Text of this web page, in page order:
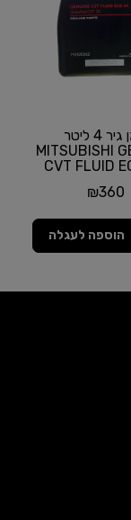
שמן גיר 4 ליטר
MITSUBISHI
CVT FLUID
₪360
הוספה לעגלה